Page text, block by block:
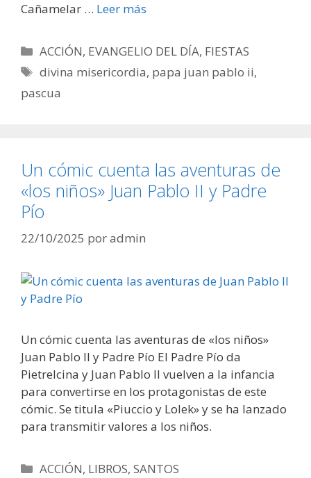
Cañamelar … Leer más
Categorías
ACCIÓN, EVANGELIO DEL DÍA, FIESTAS
Etiquetas
divina misericordia, papa juan pablo ii,
pascua
Un cómic cuenta las aventuras de
«los niños» Juan Pablo II y Padre
Pío
22/10/2025 poradmin
Un cómic cuenta las aventuras de «los niños»
Juan Pablo II y Padre Pío El Padre Pío da
Pietrelcina y Juan Pablo II vuelven a la infancia
para convertirse en los protagonistas de este
cómic. Se titula «Piuccio y Lolek» y se ha lanzado
para transmitir valores a los niños.
Categorías
ACCIÓN, LIBROS,SANTOS